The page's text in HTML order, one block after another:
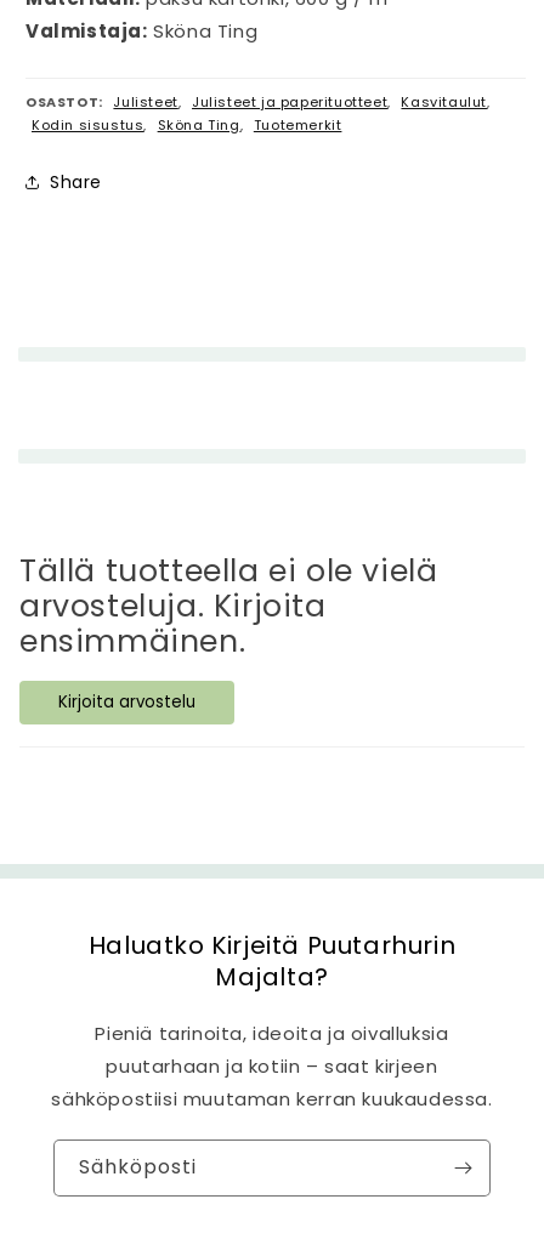
Valmistaja: Sköna Ting
OSASTOT: Julisteet, Julisteet ja paperituotteet, Kasvitaulut,
Kodin sisustus, Sköna Ting, Tuotemerkit
Share
t
ä
v
ä
s
i
ö
Tällä tuotteella ei ole vielä
arvosteluja. Kirjoita
ensimmäinen.
Kirjoita arvostelu
Haluatko Kirjeitä Puutarhurin
Majalta?
Pieniä tarinoita, ideoita ja oivalluksia
puutarhaan ja kotiin – saat kirjeen
sähköpostiisi muutaman kerran kuukaudessa.
Sähköposti